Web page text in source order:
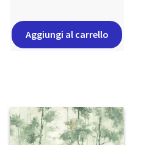
Aggiungi al carrello